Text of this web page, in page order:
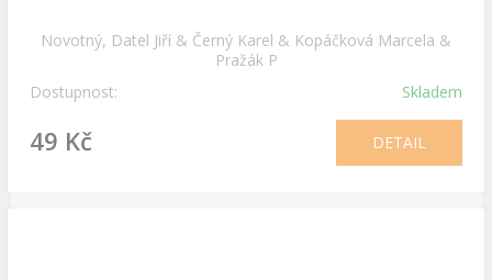
Novotný, Datel Jiří & Černý Karel & Kopáčková Marcela &
Pražák P
Dostupnost:
Skladem
49 Kč DETAIL